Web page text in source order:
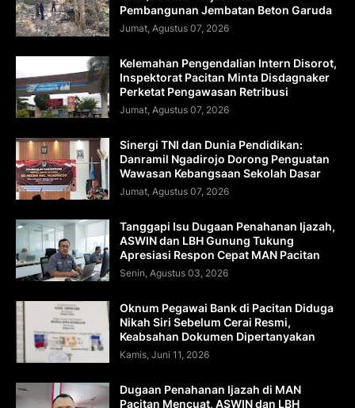
Pembangunan Jembatan Beton Garuda
Jumat, Agustus 07, 2026
Kelemahan Pengendalian Intern Disorot,
Inspektorat Pacitan Minta Disdagnaker
Perketat Pengawasan Retribusi
Jumat, Agustus 07, 2026
Sinergi TNI dan Dunia Pendidikan:
Danramil Ngadirojo Dorong Penguatan
Wawasan Kebangsaan Sekolah Dasar
Jumat, Agustus 07, 2026
Tanggapi Isu Dugaan Penahanan Ijazah,
ASWIN dan LBH Gunung Tukung
Apresiasi Respon Cepat MAN Pacitan
Senin, Agustus 03, 2026
Oknum Pegawai Bank di Pacitan Diduga
Nikah Siri Sebelum Cerai Resmi,
Keabsahan Dokumen Dipertanyakan
Kamis, Juni 11, 2026
Dugaan Penahanan Ijazah di MAN
Pacitan Mencuat, ASWIN dan LBH